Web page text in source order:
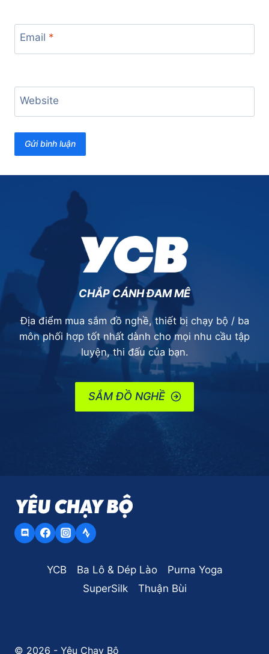
Email *
Website
CHẮP CÁNH ĐAM MÊ
Địa điểm mua sắm đồ nghề, thiết bị chạy bộ / ba
môn phối hợp tốt nhất dành cho mọi nhu cầu tập
luyện, thi đấu của bạn.
SẮM ĐỒ NGHỀ
YCB Ba Lô & Dép Lào
Purna Yoga
SuperSilk
Thuận Bùi
© 2026 - Yêu Chạy Bộ